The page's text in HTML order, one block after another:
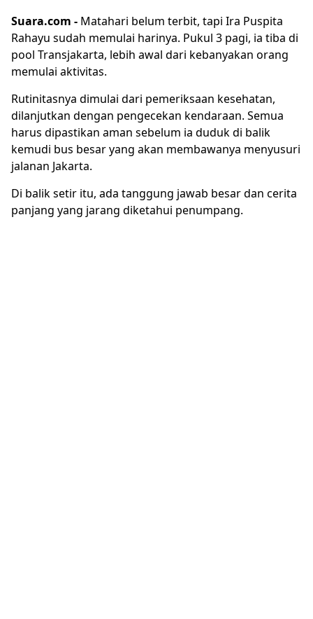
Suara.com - Matahari belum terbit, tapi Ira Puspita
Rahayu sudah memulai harinya. Pukul 3 pagi, ia tiba di
pool Transjakarta, lebih awal dari kebanyakan orang
memulai aktivitas.
Rutinitasnya dimulai dari pemeriksaan kesehatan,
dilanjutkan dengan pengecekan kendaraan. Semua
harus dipastikan aman sebelum ia duduk di balik
kemudi bus besar yang akan membawanya menyusuri
jalanan Jakarta.
Di balik setir itu, ada tanggung jawab besar dan cerita
panjang yang jarang diketahui penumpang.